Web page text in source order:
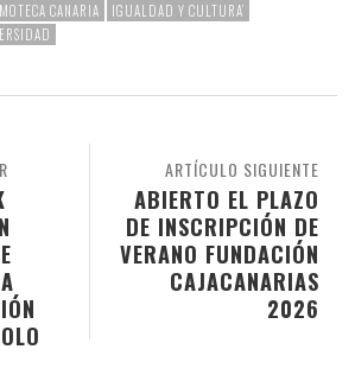
CANARIA
IGUALDAD Y CULTURA’
ARTÍCULO SIGUIENTE
ABIERTO EL PLAZO
DE INSCRIPCIÓN DE
VERANO FUNDACIÓN
CAJACANARIAS
2026